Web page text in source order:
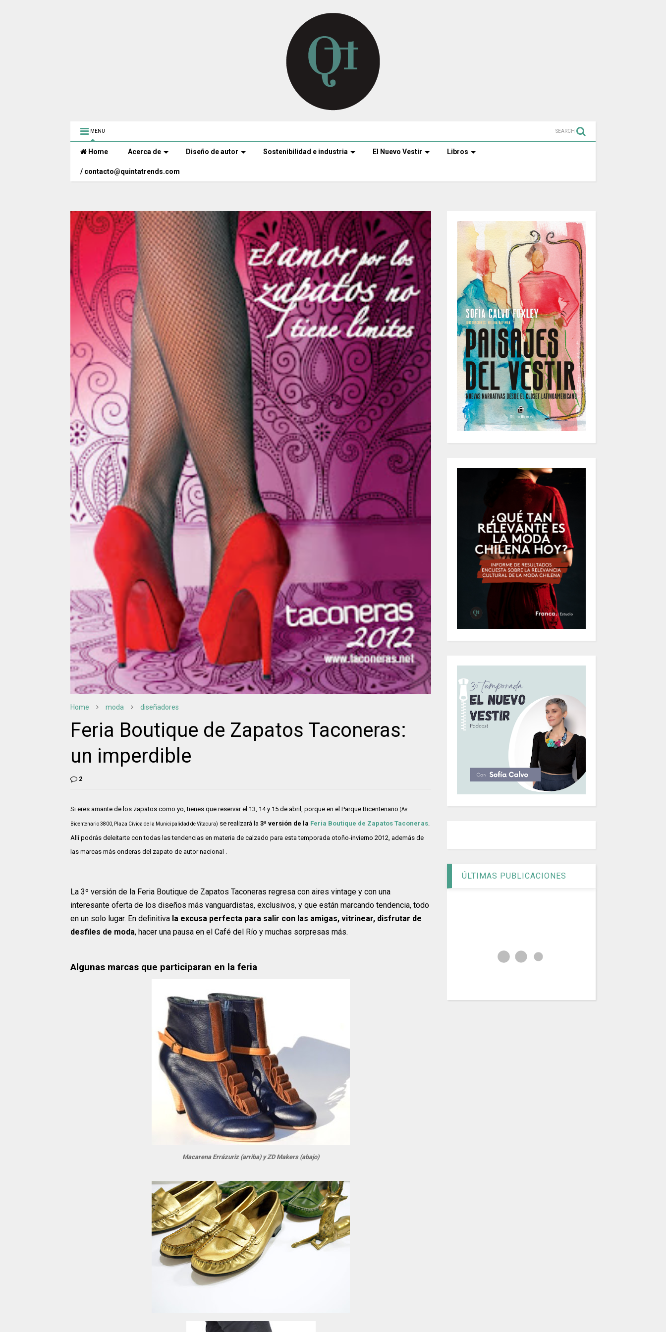
MENU SEARCH
Home Acerca de Diseño de autor Sostenibilidad e industria El Nuevo Vestir Libros
/ contacto@quintatrends.com
Home moda diseñadores
Feria Boutique de Zapatos Taconeras:
un imperdible
2
Si eres amante de los zapatos como yo, tienes que reservar el 13, 14 y 15 de abril, porque en el Parque Bicentenario (Av
Bicentenario 3800, Plaza Cívica de la Municipalidad de Vitacura) se realizará la 3ª versión de la Feria Boutique de Zapatos Taconeras
Allí podrás deleitarte con todas las tendencias en materia de calzado para esta temporada otoño-invierno 2012, además de
las marcas más onderas del zapato de autor nacional .
La 3º versión de la Feria Boutique de Zapatos Taconeras regresa con aires vintage y con una
interesante oferta de los diseños más vanguardistas, exclusivos, y que están marcando tendencia, todo
en un solo lugar. En definitiva la excusa perfecta para salir con las amigas, vitrinear, disfrutar de
desfiles de moda, hacer una pausa en el Café del Río y muchas sorpresas más.
Algunas marcas que participaran en la feria
Macarena Errázuriz (arriba) y ZD Makers (abajo)
ÚLTIMAS PUBLICACIONES